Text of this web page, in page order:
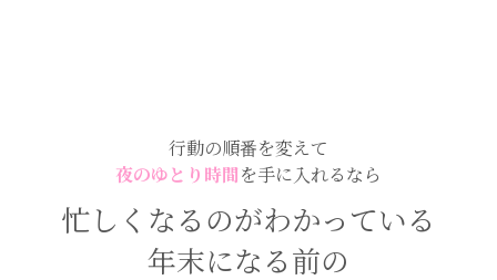
行動の順番を変えて
夜のゆとり時間を手に入れるなら
忙しくなるのがわかっている
年末になる前の